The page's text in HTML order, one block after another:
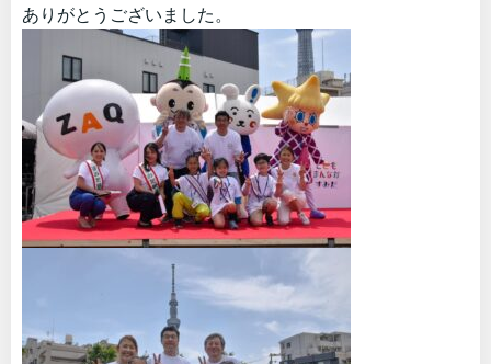
ありがとうございました。